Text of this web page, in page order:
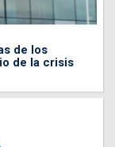
de los
de la crisis